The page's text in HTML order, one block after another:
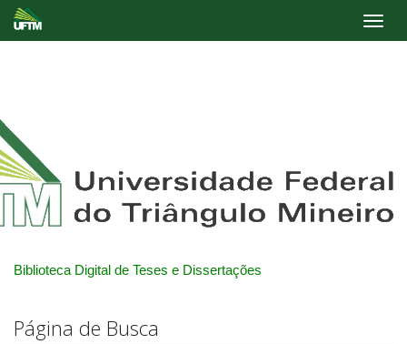
Biblioteca Digital de Teses e Dissertações
Página de Busca